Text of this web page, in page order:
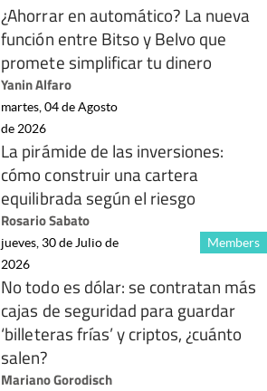
¿Ahorrar en automático? La nueva
función entre Bitso y Belvo que
promete simplificar tu dinero
Yanin Alfaro
martes, 04 de Agosto
de 2026
La pirámide de las inversiones:
cómo construir una cartera
equilibrada según el riesgo
Rosario Sabato
Members
jueves, 30 de Julio de
2026
No todo es dólar: se contratan más
cajas de seguridad para guardar
‘billeteras frías’ y criptos, ¿cuánto
salen?
Mariano Gorodisch